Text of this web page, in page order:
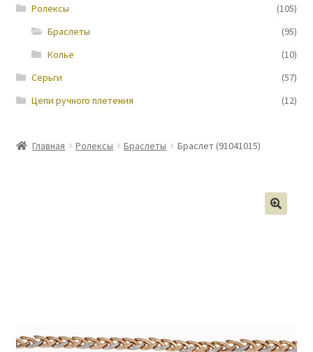
Ролексы
(105)
Браслеты
(95)
Колье
(10)
Серьги
(57)
Цепи ручного плетения
(12)
Главная Ролексы Браслеты Браслет (91041015)